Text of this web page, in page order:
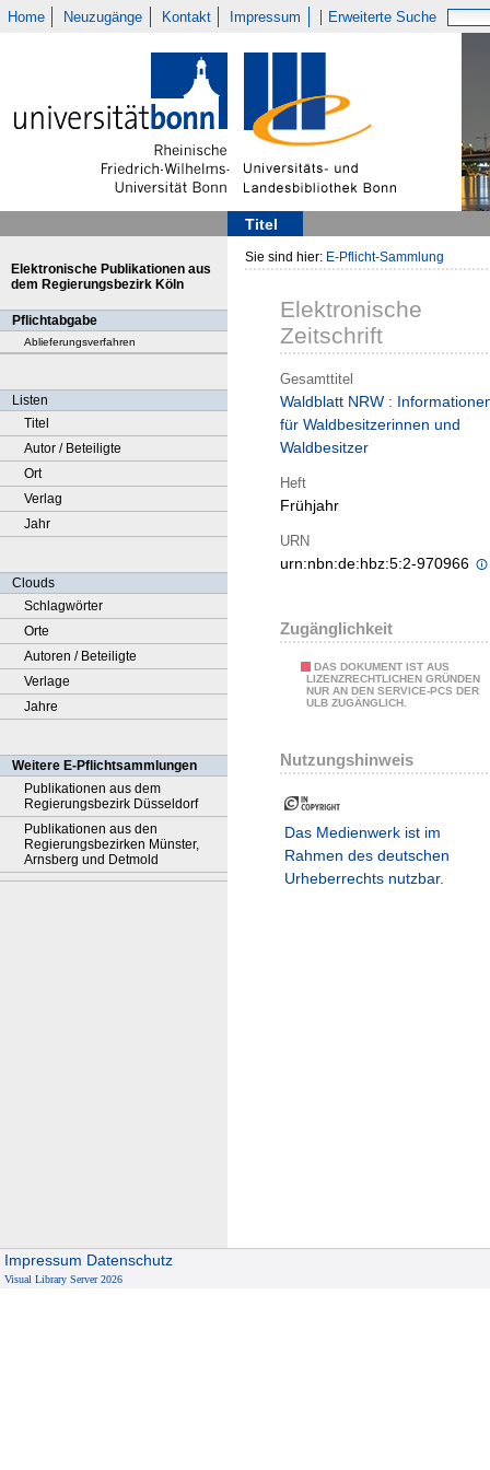
Home Neuzugänge Kontakt Impressum Erweiterte Suche
Titel
Elektronische Publikationen aus
dem Regierungsbezirk Köln
Pflichtabgabe
Ablieferungsverfahren
Listen
Titel
Autor / Beteiligte
Ort
Verlag
Jahr
Clouds
Schlagwörter
Orte
Autoren / Beteiligte
Verlage
Jahre
Weitere E-Pflichtsammlungen
Publikationen aus dem
Regierungsbezirk Düsseldorf
Publikationen aus den
Regierungsbezirken Münster,
Arnsberg und Detmold
Sie sind hier: E-Pflicht-Sammlung
Elektronische
Zeitschrift
Gesamttitel
Waldblatt NRW :
für Waldbesitzerinnen und
Waldbesitzer
Heft
Frühjahr
URN
urn:nbn:de:hbz:5:2-970966
Zugänglichkeit
DAS DOKUMENT IST AUS
LIZENZRECHTLICHEN GRÜNDEN
NUR AN DEN SERVICE-PCS DER
ULB ZUGÄNGLICH.
Nutzungshinweis
Das Medienwerk ist im
Rahmen des deutschen
Urheberrechts nutzbar.
Impressum Datenschutz
Visual Library Server 2026